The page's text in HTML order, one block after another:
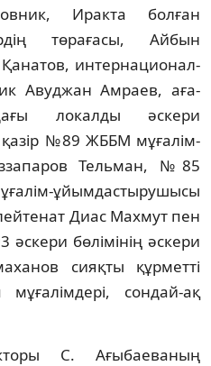
Иракта болған
төрағасы, Айбын
Қанатов, интернационал-
Авуджан Амраев, аға-
локалды әскери
№89 ЖББМ мұғалім-
Тельман, №85
ұйымдастырушысы
Диас Махмут пен
бөлімінің әскери
сияқты құрметті
сондай-ақ
С. Ағыбаеваның